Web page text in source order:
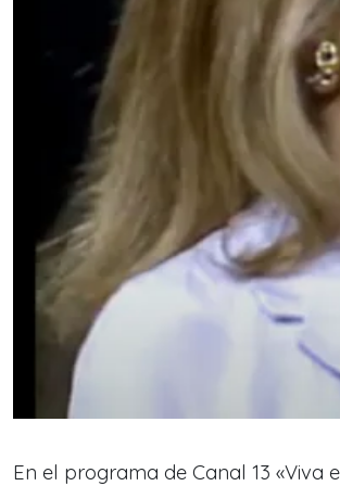
En el programa de Canal 13 «Viva